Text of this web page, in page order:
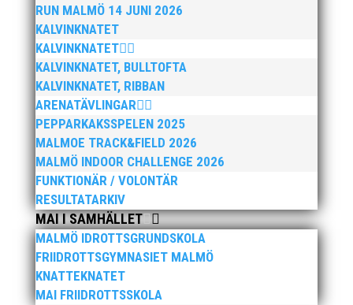
RUN MALMÖ 14 JUNI 2026
KALVINKNATET
KALVINKNATET
KALVINKNATET, BULLTOFTA
KALVINKNATET, RIBBAN
ARENATÄVLINGAR
PEPPARKAKSSPELEN 2025
MALMOE TRACK&FIELD 2026
MALMÖ INDOOR CHALLENGE 2026
FUNKTIONÄR / VOLONTÄR
RESULTATARKIV
MAI I SAMHÄLLET
MALMÖ IDROTTSGRUNDSKOLA
FRIIDROTTSGYMNASIET MALMÖ
KNATTEKNATET
MAI FRIIDROTTSSKOLA